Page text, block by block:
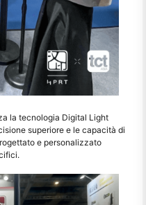
la tecnologia Digital Light
superiore e le capacità di
e personalizzato